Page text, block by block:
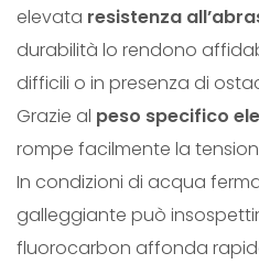
O
N
H
I
E
N
E
R
elevata resistenza
durabilità lo rendono
difficili o in presenza di
Grazie al peso specifico
rompe facilmente la
In condizioni di acqua
galleggiante può
fluorocarbon affonda